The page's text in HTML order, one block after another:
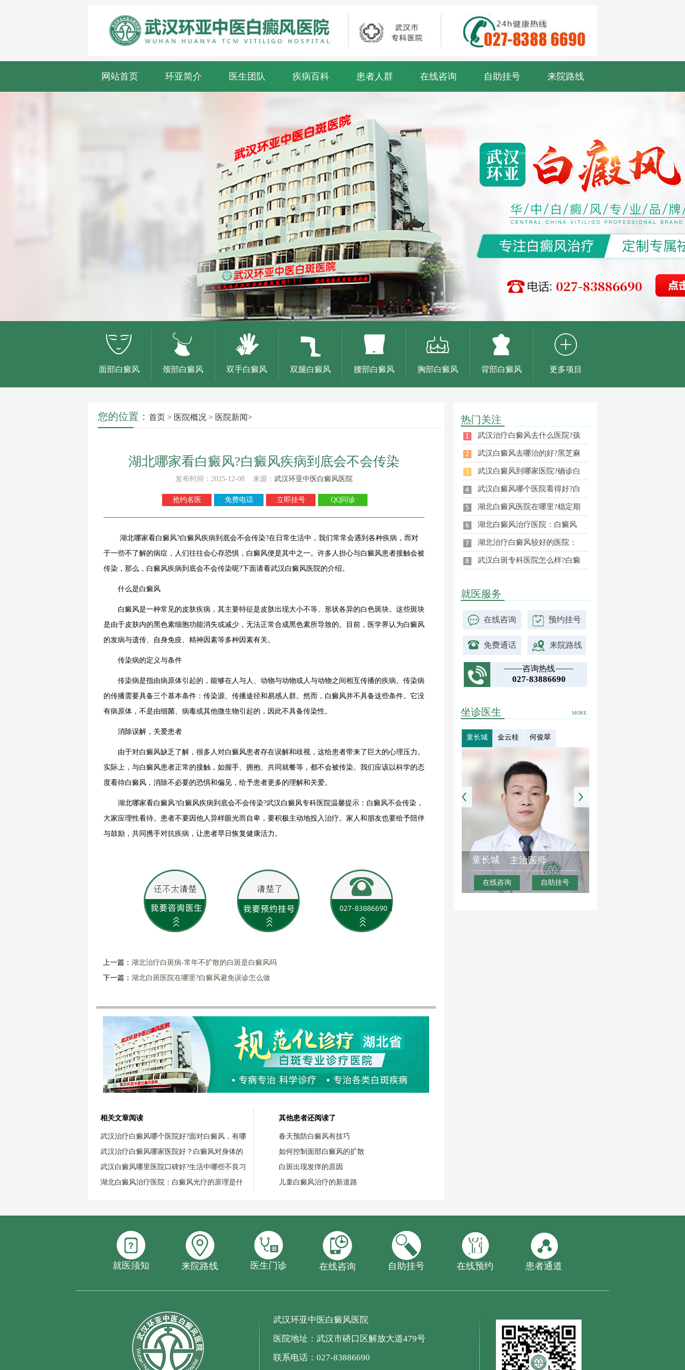
网站首页 环亚简介 医生团队 疾病百科 患者人群 在线咨询 自助挂号 来院路线
面部白癜风 颈部白癜风 双手白癜风 双腿白癜风 腰部白癜风 胸部白癜风 背部白癜风 更多项目
您的位置： 首页 > 医院概况 > 医院新闻>
湖北哪家看白癜风?白癜风疾病到底会不会传染
发布时间：2025-12-08 来源： 武汉环亚中医白癜风医院
抢约名医 免费电话 立即挂号 QQ问诊
湖北哪家看白癜风?白癜风疾病到底会不会传染?在日常生活中，我们常常会遇到各种疾病，而对
于一些不了解的病症，人们往往会心存恐惧，白癜风便是其中之一。许多人担心与白癜风患者接触会被
传染，那么，白癜风疾病到底会不会传染呢?下面请看武汉白癜风医院的介绍。
什么是白癜风
白癜风是一种常见的皮肤疾病，其主要特征是皮肤出现大小不等、形状各异的白色斑块。这些斑块
是由于皮肤内的黑色素细胞功能消失或减少，无法正常合成黑色素所导致的。目前，医学界认为白癜风
的发病与遗传、自身免疫、精神因素等多种因素有关。
传染病的定义与条件
传染病是指由病原体引起的，能够在人与人、动物与动物或人与动物之间相互传播的疾病。传染病
的传播需要具备三个基本条件：传染源、传播途径和易感人群。然而，白癜风并不具备这些条件。它没
有病原体，不是由细菌、病毒或其他微生物引起的，因此不具备传染性。
消除误解，关爱患者
由于对白癜风缺乏了解，很多人对白癜风患者存在误解和歧视，这给患者带来了巨大的心理压力。
实际上，与白癜风患者正常的接触，如握手、拥抱、共同就餐等，都不会被传染。我们应该以科学的态
度看待白癜风，消除不必要的恐惧和偏见，给予患者更多的理解和关爱。
湖北哪家看白癜风?白癜风疾病到底会不会传染?武汉白癜风专科医院温馨提示：白癜风不会传染，
大家应理性看待。患者不要因他人异样眼光而自卑，要积极主动地投入治疗。家人和朋友也要给予陪伴
与鼓励，共同携手对抗疾病，让患者早日恢复健康活力。
上一篇： 湖北治疗白斑病-常年不扩散的白斑是白癜风吗
下一篇： 湖北白斑医院在哪里?白癜风避免误诊怎么做
相关文章阅读
武汉治疗白癜风哪个医院好?面对白癜风，有哪
武汉治疗白癜风哪家医院好？白癜风对身体的
武汉白癜风哪里医院口碑好?生活中哪些不良习
湖北白癜风治疗医院：白癜风光疗的原理是什
其他患者还阅读了
春天预防白癜风有技巧
如何控制面部白癜风的扩散
白斑出现发痒的原因
儿童白癜风治疗的新道路
热门关注
武汉治疗白癜风去什么医院?孩
武汉白癜风去哪治的好?黑芝麻
武汉白癜风到哪家医院?确诊白
武汉白癜风哪个医院看得好?白
湖北白癜风医院在哪里?稳定期
湖北白癜风治疗医院：白癜风
湖北治疗白癜风较好的医院：
武汉白斑专科医院怎么样?白癜
就医服务
在线咨询 预约挂号
免费通话 来院路线
咨询热线
027-83886690
MORE
坐诊医生
童长城 金云桂 何俊翠
童长城 主治医师
在线咨询 自助挂号
就医须知 来院路线 医生门诊 在线咨询 自助挂号 在线预约 患者通道
武汉环亚中医白癜风医院
医院地址：武汉市硚口区解放大道479号
联系电话：027-83886690